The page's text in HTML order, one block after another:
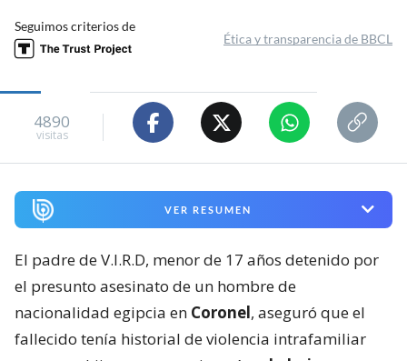
Seguimos criterios de
Ética y transparencia de BBCL
4890
visitas
VER RESUMEN
El padre de V.I.R.D, menor de 17 años detenido por
el presunto asesinato de un hombre de
nacionalidad egipcia en Coronel, aseguró que el
fallecido tenía historial de violencia intrafamiliar